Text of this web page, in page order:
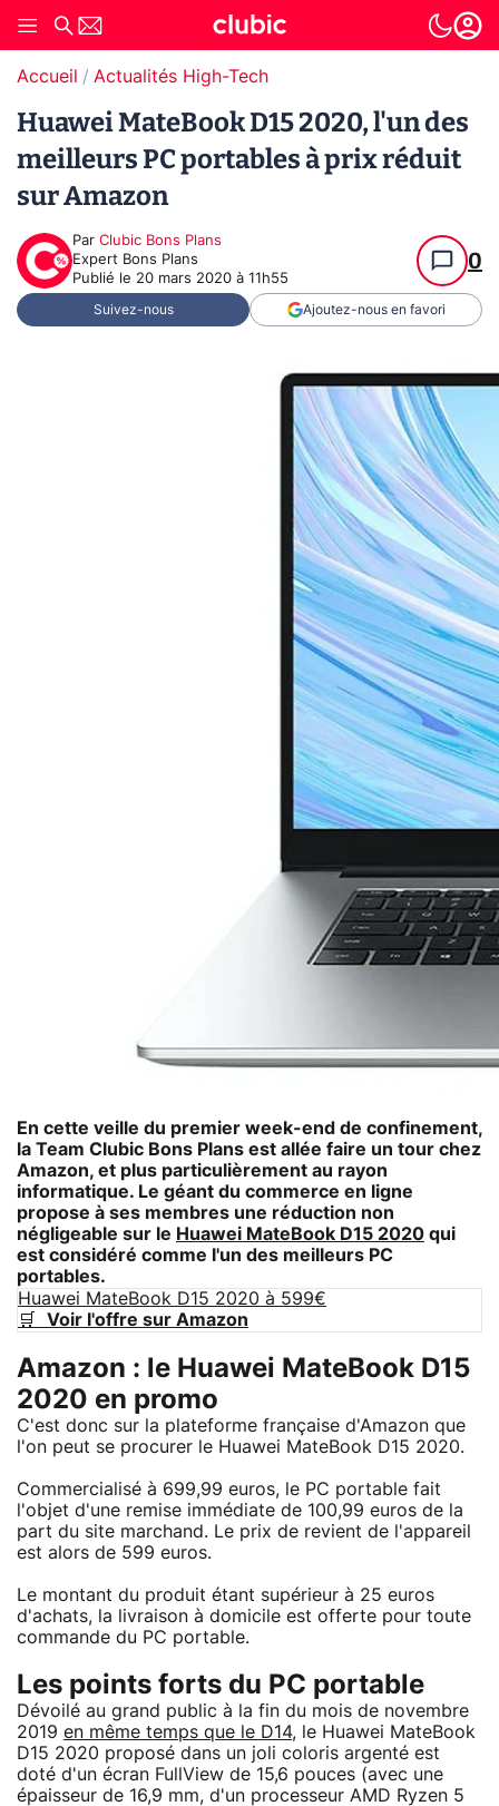
Accueil Actualités High-Tech
Huawei MateBook D15 2020, l'un des
meilleurs PC portables à prix réduit
sur Amazon
Par Clubic Bons Plans
Expert Bons Plans
Publié le 20 mars 2020 à 11h55
0
Suivez-nous Ajoutez-nous en favori
En cette veille du premier week-end de confinement,
la Team Clubic Bons Plans est allée faire un tour chez
Amazon, et plus particulièrement au rayon
informatique. Le géant du commerce en ligne
propose à ses membres une réduction non
négligeable sur le Huawei MateBook D15 2020 qui
est considéré comme l'un des meilleurs PC
portables.
Huawei MateBook D15 2020 à 599€
🛒 Voir l'offre sur Amazon
Amazon : le Huawei MateBook D15
2020 en promo
C'est donc sur la plateforme française d'Amazon que
l'on peut se procurer le Huawei MateBook D15 2020.
Commercialisé à 699,99 euros, le PC portable fait
l'objet d'une remise immédiate de 100,99 euros de la
part du site marchand. Le prix de revient de l'appareil
est alors de 599 euros.
Le montant du produit étant supérieur à 25 euros
d'achats, la livraison à domicile est offerte pour toute
commande du PC portable.
Les points forts du PC portable
Dévoilé au grand public à la fin du mois de novembre
2019 en même temps que le D14, le Huawei MateBook
D15 2020 proposé dans un joli coloris argenté est
doté d'un écran FullView de 15,6 pouces (avec une
épaisseur de 16,9 mm, d'un processeur AMD Ryzen 5